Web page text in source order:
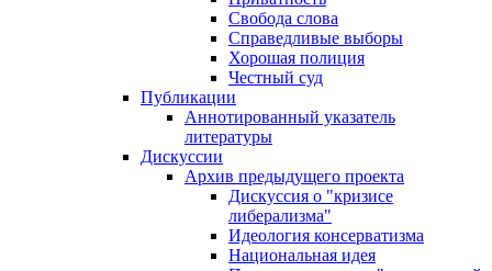
Свобода слова
Справедливые выборы
Хорошая полиция
Честный суд
Публикации
Аннотированный указатель
литературы
Дискуссии
Архив предыдущего проекта
Дискуссия о "кризисе
либерализма"
Идеология консерватизма
Национальная идея